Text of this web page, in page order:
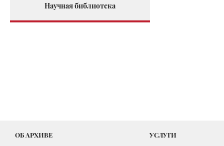
Научная библиотека
ОБ АРХИВЕ УСЛУГИ